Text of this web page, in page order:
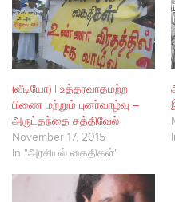
(வீடியோ) | உத்தரவாதமற்ற
பிணை மற்றும் புனர்வாழ்வு –
அருட்தந்தை சத்திவேல்
November 17, 2015
In "அரசியல் கைதிகள்"